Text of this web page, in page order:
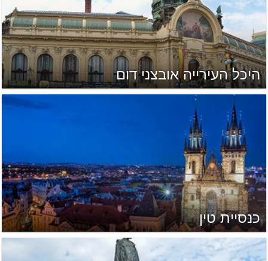
היכל העירייה אובצני דום
כנסיית טין